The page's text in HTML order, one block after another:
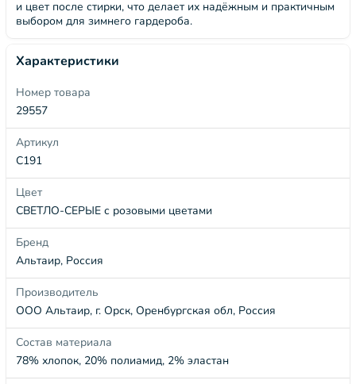
и цвет после стирки, что делает их надёжным и практичным
выбором для зимнего гардероба.
Характеристики
Номер товара
29557
Артикул
С191
Цвет
СВЕТЛО-СЕРЫЕ с розовыми цветами
Бренд
Альтаир, Россия
Производитель
ООО Альтаир, г. Орск, Оренбургская обл, Россия
Состав материала
78% хлопок, 20% полиамид, 2% эластан